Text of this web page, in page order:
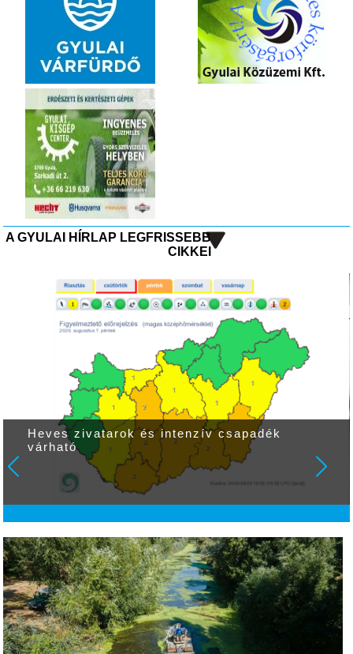
A GYULAI HÍRLAP LEGFRISSEBB
CIKKEI
Heves zivatarok és intenzív csapadék
várható